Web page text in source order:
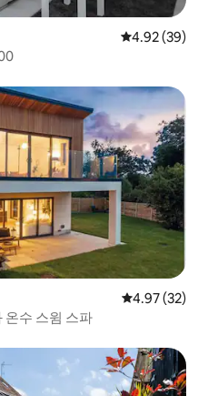
평점 4.92점(5
4.92 (39)
평점 4.97점(5
4.97 (32)
온수 스윔 스파